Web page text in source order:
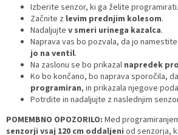
Izberite senzor, ki ga želite programirati.
Začnite z levim prednjim kolesom.
Nadaljujte v smeri urinega kazalca.
Naprava vas bo pozvala, da jo
jo na ventil.
Na zaslonu se bo prikazal napredek
Ko bo končano, bo naprava sporočila,
programiran, in prikazala njegove
Potrdite in nadaljujte z naslednjim
POMEMBNO OPOZORILO: Med
senzorji vsaj 120 cm oddaljeni od senzorja,